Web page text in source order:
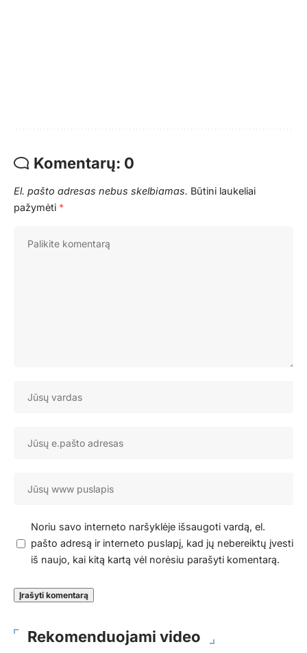
Komentarų: 0
El. pašto adresas nebus skelbiamas. Būtini laukeliai
pažymėti *
Noriu savo interneto naršyklėje išsaugoti vardą, el.
pašto adresą ir interneto puslapį, kad jų nebereiktų įvesti
iš naujo, kai kitą kartą vėl norėsiu parašyti komentarą.
Rekomenduojami video